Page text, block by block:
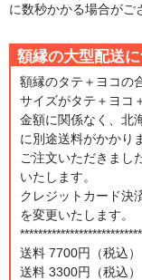
に数秒かかる場合がご
額縁の大型配送
額縁のタテ＋ヨコの
サイズがタテ＋ヨコ
金額に関係なく、北
に別途送料がかかり
ご注文いただきまし
いたします。
クレジットカード決
を変更いたします。
送料 7700円（税込
送料 3300円（税込